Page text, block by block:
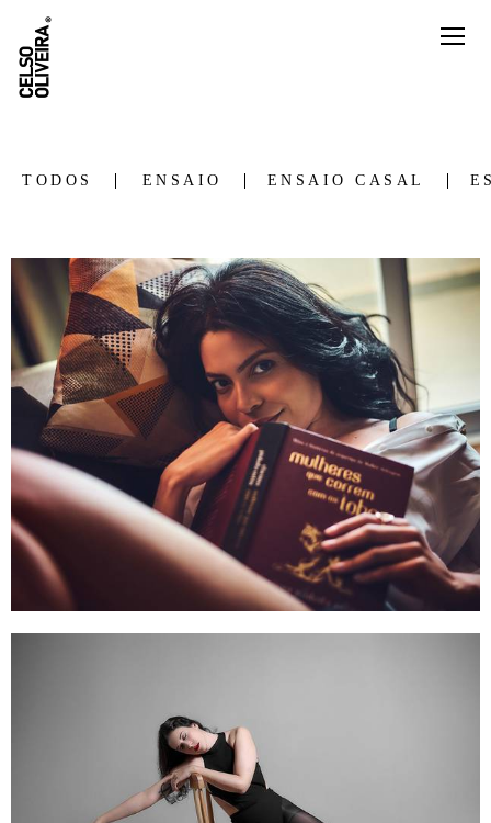
TODOS ENSAIO ENSAIO CASAL